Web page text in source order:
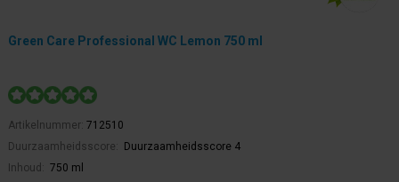
Green Care Professional WC Lemon 750 ml
Artikelnummer: 712510
Duurzaamheidsscore:
Duurzaamheidsscore 4
Inhoud:
750 ml